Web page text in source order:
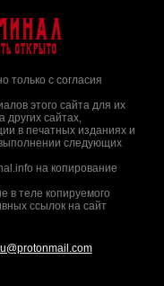
открыто
только с согласия
этого сайта для их
других сайтах,
в печатных изданиях и
следующих
на копирование
в теле копируемого
ссылок на сайт